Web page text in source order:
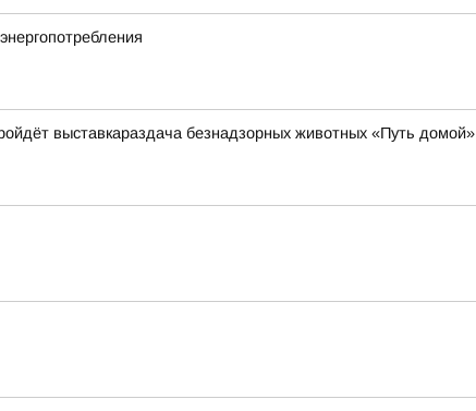
выставкараздача безнадзорных животных «Путь домой»